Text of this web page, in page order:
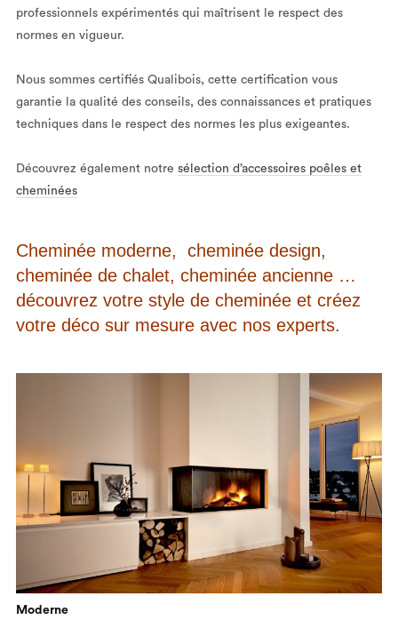
professionnels expérimentés qui maîtrisent le respect des
normes en vigueur.
Nous sommes certifiés Qualibois, cette certification vous
garantie la qualité des conseils, des connaissances et pratiques
techniques dans le respect des normes les plus exigeantes.
Découvrez également notre sélection d’accessoires poêles et
cheminées
Cheminée moderne, cheminée design,
cheminée de chalet, cheminée ancienne …
découvrez votre style de cheminée et créez
votre déco sur mesure avec nos experts.
Moderne